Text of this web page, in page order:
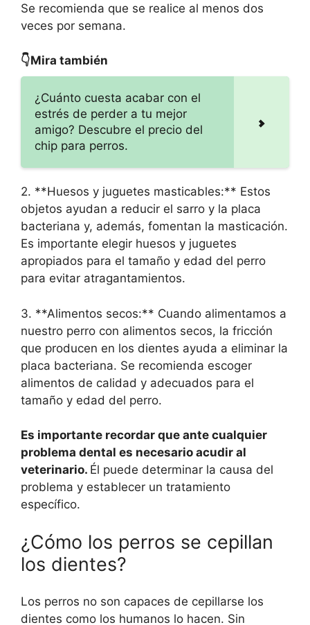
Se recomienda que se realice al menos dos
veces por semana.
👇Mira también
¿Cuánto cuesta acabar con el
estrés de perder a tu mejor
amigo? Descubre el precio del
chip para perros.
2. **Huesos y juguetes masticables:** Estos
objetos ayudan a reducir el sarro y la placa
bacteriana y, además, fomentan la masticación.
Es importante elegir huesos y juguetes
apropiados para el tamaño y edad del perro
para evitar atragantamientos.
3. **Alimentos secos:** Cuando alimentamos a
nuestro perro con alimentos secos, la fricción
que producen en los dientes ayuda a eliminar la
placa bacteriana. Se recomienda escoger
alimentos de calidad y adecuados para el
tamaño y edad del perro.
Es importante recordar que ante cualquier
problema dental es necesario acudir al
veterinario. Él puede determinar la causa del
problema y establecer un tratamiento
específico.
¿Cómo los perros se cepillan
los dientes?
Los perros no son capaces de cepillarse los
dientes como los humanos lo hacen. Sin